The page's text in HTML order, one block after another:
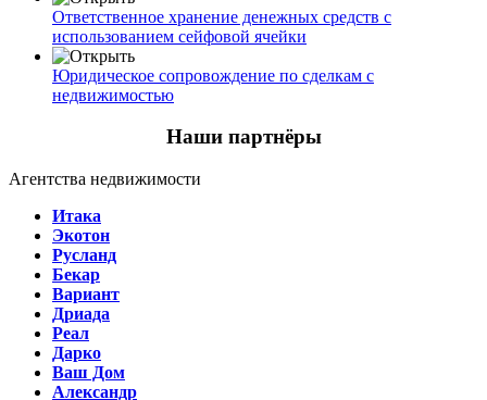
Ответственное хранение денежных средств с
использованием сейфовой ячейки
Юридическое сопровождение по сделкам с
недвижимостью
Наши партнёры
Агентства недвижимости
Итака
Экотон
Русланд
Бекар
Вариант
Дриада
Реал
Дарко
Ваш Дом
Александр